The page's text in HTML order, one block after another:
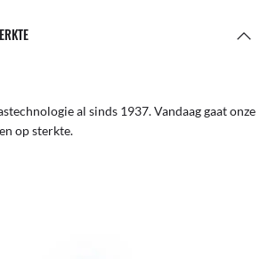
al sinds 1937. Vandaag gaat onze
op sterkte.